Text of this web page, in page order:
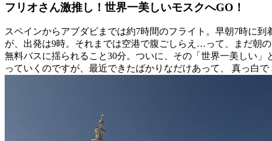
フリオさん激推し！世界一美しいモスクへGO！
スペインからアブダビまでは約7時間のフライト。早朝7時に
が、出発は9時。それまでは空港で腹ごしらえ…って、まだ朝の
無料バスに揺られること30分。ついに、その「世界一美しい
っていくのですが、最近できたばかりなだけあって、 真っ白で